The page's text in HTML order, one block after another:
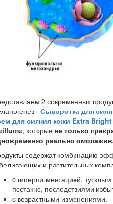
2 современных
- Сыворотка для
для сияния кожи Extra Bright
, которые не только
реально
содержат комбинацию
и растительных
c гиперпигментацией,
постакне, последствиями
c возрастными изменениями.